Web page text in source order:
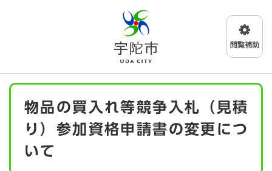
メニューを飛ばして本文へ
本
物品の買入れ等競争入札（見積
り）参加資格申請書の変更につ
いて